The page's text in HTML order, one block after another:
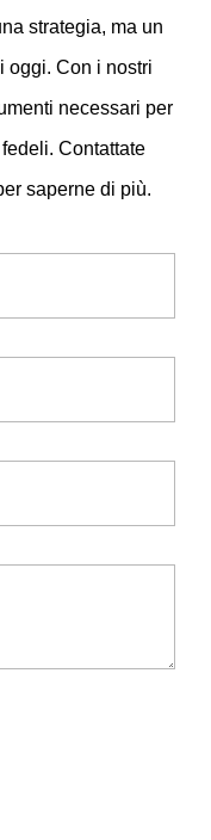
strategia, ma un
oggi. Con i nostri
necessari per
Contattate
saperne di più.